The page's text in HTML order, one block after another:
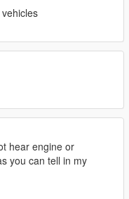
hear engine or
you can tell in my